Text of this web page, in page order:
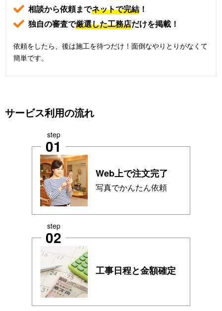
相談から依頼までネットで完結 ！
独自の審査で厳選した工務店だけを掲載！
依頼をしたら、後は施工を待つだけ！面倒なやりとりがなくて
簡単です。
サービス利用の流れ
step
01
Web上で注文完了
写真でかんたん依頼
step
02
工事日程と金額確定